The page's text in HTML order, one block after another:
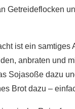
Getreideflocken
ist ein samtiges
anbraten und
Sojasoße dazu
Brot dazu –